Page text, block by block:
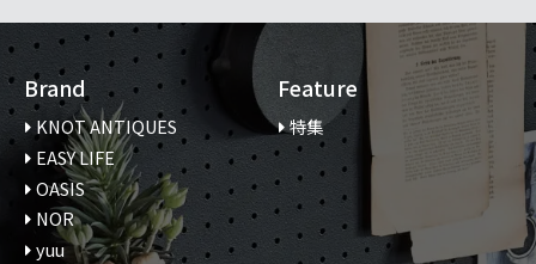
Brand
KNOT ANTIQUES
EASY LIFE
OASIS
NOR
yuu
Feature
特集